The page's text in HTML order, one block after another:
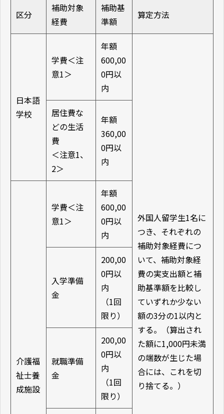
区分
補助対象
経費
補助基
準額
算定方法
日本語
学校
学費＜注
意1＞
年額
600,00
0円以
内
外国人留学生1名に
つき、それぞれの
補助対象経費につ
いて、補助対象経
費の実支出額と補
助基準額を比較し
ていずれか少ない
額の3分の1以内と
する。（算出され
た額に1,000円未満
の端数が生じた場
合には、これを切
り捨てる。）
居住費な
どの生活
費
＜注意1、
2＞
年額
360,00
0円以
内
介護福
祉士養
成施設
学費＜注
意1＞
年額
600,00
0円以
内
入学準備
金
200,00
0円以
内
（1回
限り）
就職準備
金
200,00
0円以
内
（1回
限り）